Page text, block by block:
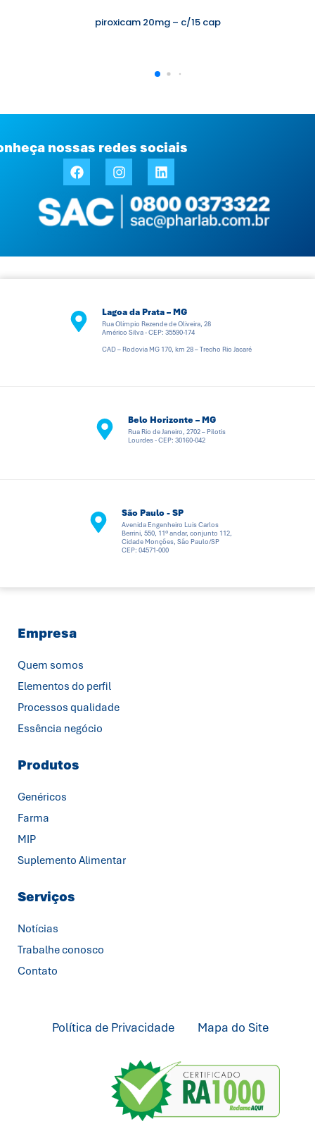
piroxicam 20mg – c/15 cap
nossas redes sociais
Lagoa da Prata – MG
Rua Olímpio Rezende de Oliveira, 28
Américo Silva - CEP: 35590-174
CAD – Rodovia MG 170, km 28 – Trecho Rio Jacaré
Belo Horizonte – MG
Rua Rio de Janeiro, 2702 – Pilotis
Lourdes - CEP: 30160-042
São Paulo - SP
Avenida Engenheiro Luis Carlos
Berrini, 550, 11º andar, conjunto 112,
Cidade Monções, São Paulo/SP
CEP: 04571-000
Empresa
Quem somos
Elementos do perfil
Processos qualidade
Essência negócio
Produtos
Genéricos
Farma
MIP
Suplemento Alimentar
Serviços
Notícias
Trabalhe conosco
Contato
Política de Privacidade Mapa do Site